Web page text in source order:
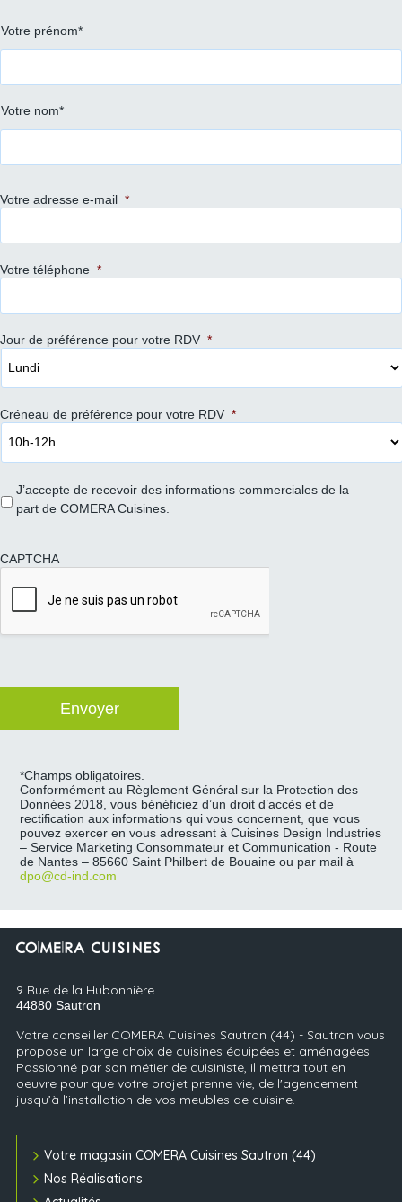
et
nom *
Votre prénom*
Votre nom*
Votre adresse e-mail *
Votre téléphone *
Jour de préférence pour votre RDV *
Créneau de préférence pour votre RDV *
J’accepte de recevoir des informations commerciales de la
part de COMERA Cuisines.
CAPTCHA
*Champs obligatoires.
Conformément au Règlement Général sur la Protection des
Données 2018, vous bénéficiez d’un droit d’accès et de
rectification aux informations qui vous concernent, que vous
pouvez exercer en vous adressant à Cuisines Design Industries
– Service Marketing Consommateur et Communication - Route
de Nantes – 85660 Saint Philbert de Bouaine ou par mail à
dpo@cd-ind.com
9 Rue de la Hubonnière
44880 Sautron
Votre conseiller COMERA Cuisines Sautron (44) - Sautron vous
propose un large choix de cuisines équipées et aménagées.
Passionné par son métier de cuisiniste, il mettra tout en
oeuvre pour que votre projet prenne vie, de l'agencement
jusqu’à l’installation de vos meubles de cuisine.
Votre magasin COMERA Cuisines Sautron (44)
Nos Réalisations